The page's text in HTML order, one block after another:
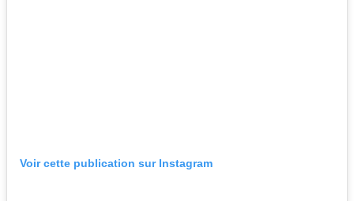
Voir cette publication sur Instagram